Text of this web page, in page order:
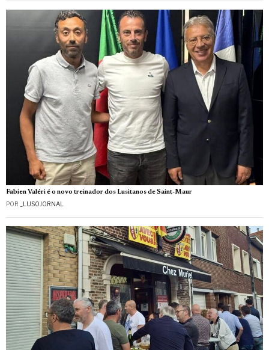
Fabien Valéri é o novo treinador dos Lusitanos de Saint-Maur
POR _LUSOJORNAL